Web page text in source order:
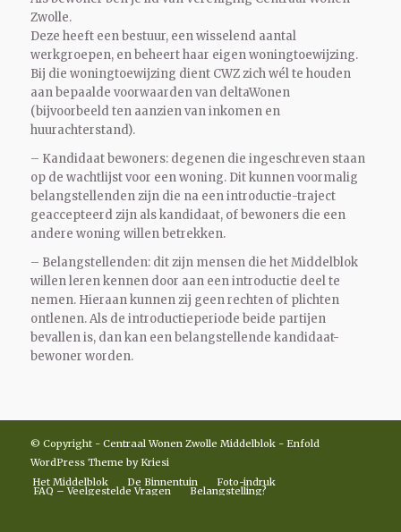
Zwolle.
Deze heeft een bestuur, een wisselend aantal
werkgroepen, en beheert haar eigen woningtoewijzing.
Bij die woningtoewijzing dient CWZ zich wél te houden
aan bepaalde voorwaarden van deltaWonen
(bijvoorbeeld ten aanzien van inkomen en
huurachterstand).
– Kandidaat bewoners: degenen die ingeschreven staan
op de wachtlijst voor een woning. Dit kunnen voormalig
belangstellenden zijn die na een introductie-traject
geaccepteerd zijn als kandidaat, of bewoners die een
andere woning willen betrekken.
– Belangstellenden: dit zijn mensen die het Middelblok
willen leren kennen door aan een introductie deel te
nemen. Hieraan kunnen zij geen rechten of plichten
ontlenen. Als de introductieperiode beide partijen
bevallen is, dan kan een belangstellende kandidaat-
bewoner worden.
© Copyright - Centraal Wonen Zwolle Middelblok- Enfold
WordPress Theme by Kriesi
Het Middelblok
De Binnentuin Foto-indruk
FAQ – Veelgestelde Vragen Belangstelling?